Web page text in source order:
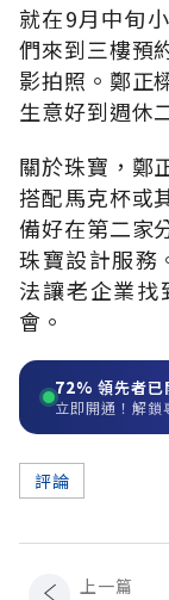
就在9月中旬
們來到三樓預
影拍照。鄭正
生意好到週休
關於珠寶，鄭
搭配馬克杯或
備好在第二家
珠寶設計服務
法讓老企業
會。
72% 領先者已
立即開通！解鎖
評論
上一篇